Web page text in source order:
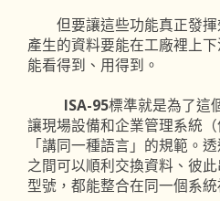
但要讓這些功能真正發揮
產生的資料要能在工廠裡上
能看得到、用得到。
ISA-95標準就是為了這
讓現場設備和企業管理系統
「講同一種語言」的規範。
之間可以順利交換資料、彼
型號，都能整合在同一個系統